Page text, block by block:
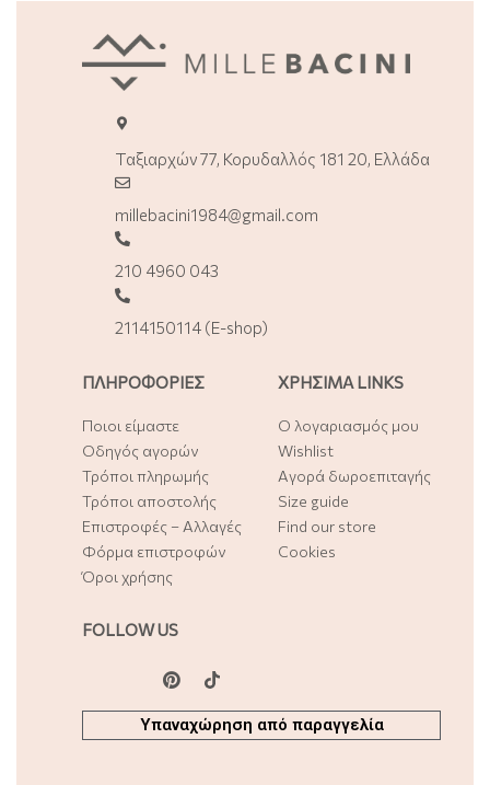
Ταξιαρχών 77, Κορυδαλλός 181 20, Ελλάδα
millebacini1984@gmail.com
210 4960 043
2114150114 (E-shop)
ΠΛΗΡΟΦΟΡΙΕΣ
Ποιοι είμαστε
Οδηγός αγορών
Τρόποι πληρωμής
Τρόποι αποστολής
Επιστροφές – Αλλαγές
Φόρμα επιστροφών
Όροι χρήσης
ΧΡΗΣΙΜΑ LINKS
Ο λογαριασμός μου
Wishlist
Αγορά δωροεπιταγής
Size guide
Find our store
Cookies
FOLLOW US
Υπαναχώρηση από παραγγελία